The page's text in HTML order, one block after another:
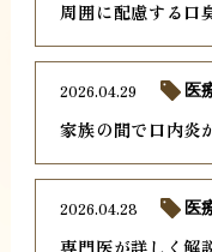
周囲に配慮する口
家族の間で口内炎
2026.04.29 医
専門医が詳しく解
2026.04.28 医